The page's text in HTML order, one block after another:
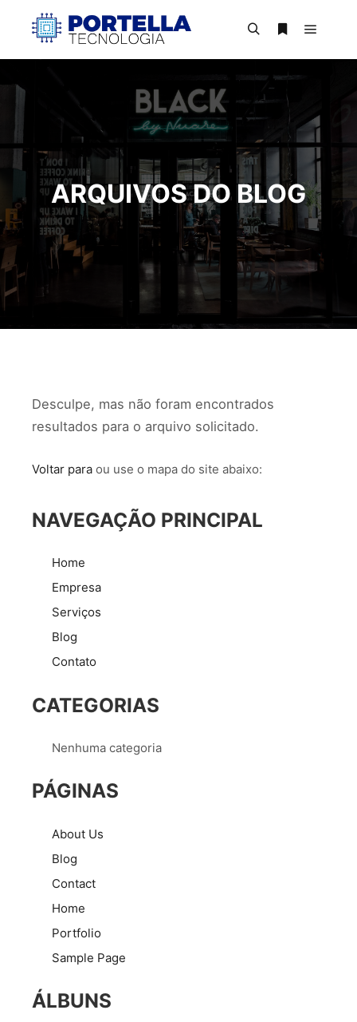
ARQUIVOS DO BLOG
Desculpe, mas não foram encontrados
resultados para o arquivo solicitado.
Voltar para ou use o mapa do site abaixo:
NAVEGAÇÃO PRINCIPAL
Home
Empresa
Serviços
Blog
Contato
CATEGORIAS
Nenhuma categoria
PÁGINAS
About Us
Blog
Contact
Home
Portfolio
Sample Page
ÁLBUNS